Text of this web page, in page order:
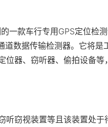
一款车行专用GPS定位检
数据传输检测器。它将是
位器、窃听器、偷拍设备
听窃视装置等且该装置处